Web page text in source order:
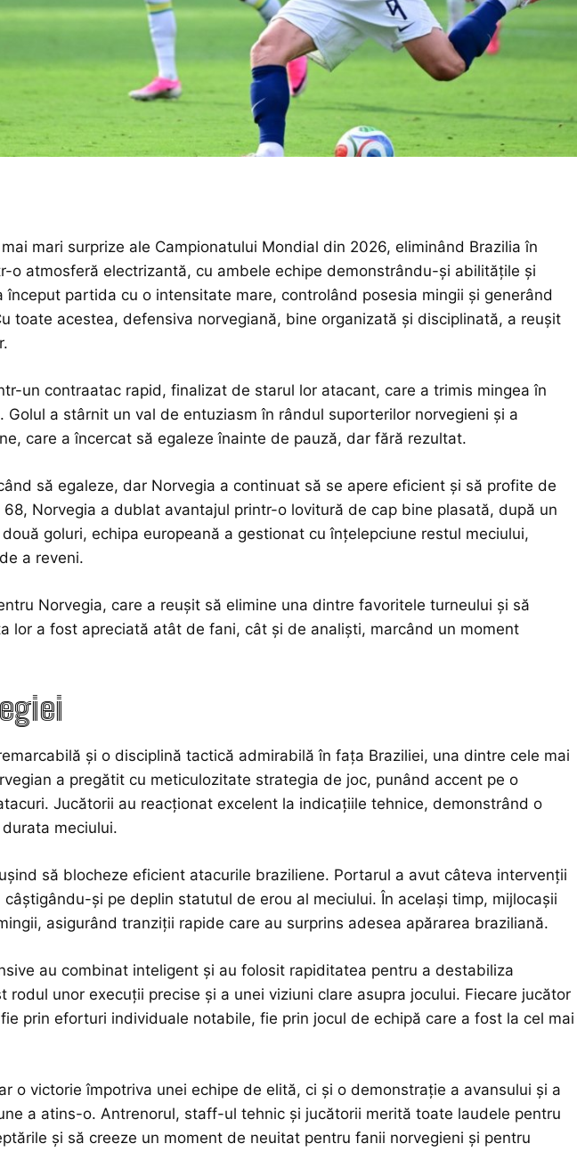
mari surprize ale Campionatului Mondial din 2026, eliminând Brazilia în
o atmosferă electrizantă, cu ambele echipe demonstrându-și abilitățile și
partida cu o intensitate mare, controlând posesia mingii și generând
toate acestea, defensiva norvegiană, bine organizată și disciplinată, a reușit
un contraatac rapid, finalizat de starul lor atacant, care a trimis mingea în
a stârnit un val de entuziasm în rândul suporterilor norvegieni și a
care a încercat să egaleze înainte de pauză, dar fără rezultat.
să egaleze, dar Norvegia a continuat să se apere eficient și să profite de
Norvegia a dublat avantajul printr-o lovitură de cap bine plasată, după un
goluri, echipa europeană a gestionat cu înțelepciune restul meciului,
a reveni.
Norvegia, care a reușit să elimine una dintre favoritele turneului și să
lor a fost apreciată atât de fani, cât și de analiști, marcând un moment
și o disciplină tactică admirabilă în fața Braziliei, una dintre cele mai
a pregătit cu meticulozitate strategia de joc, punând accent pe o
Jucătorii au reacționat excelent la indicațiile tehnice, demonstrând o
meciului.
să blocheze eficient atacurile braziliene. Portarul a avut câteva intervenții
și pe deplin statutul de erou al meciului. În același timp, mijlocașii
asigurând tranziții rapide care au surprins adesea apărarea braziliană.
au combinat inteligent și au folosit rapiditatea pentru a destabiliza
rodul unor execuții precise și a unei viziuni clare asupra jocului. Fiecare jucător
prin eforturi individuale notabile, fie prin jocul de echipă care a fost la cel mai
o victorie împotriva unei echipe de elită, ci și o demonstrație a avansului și a
a atins-o. Antrenorul, staff-ul tehnic și jucătorii merită toate laudele pentru
și să creeze un moment de neuitat pentru fanii norvegieni și pentru